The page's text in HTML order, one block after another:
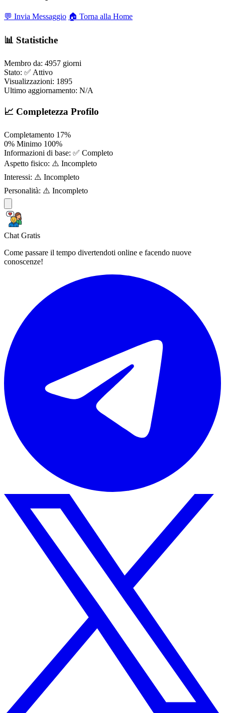
💬 Invia Messaggio 🏠 Torna alla Home
📊 Statistiche
Membro da: 4957 giorni
Stato: ✅ Attivo
Visualizzazioni: 1895
Ultimo aggiornamento: N/A
📈 Completezza Profilo
Completamento 17%
0% Minimo 100%
Informazioni di base: ✅ Completo
Aspetto fisico: ⚠️ Incompleto
Interessi: ⚠️ Incompleto
Personalità: ⚠️ Incompleto
Chat Gratis
Come passare il tempo divertendoti online e facendo nuove
conoscenze!